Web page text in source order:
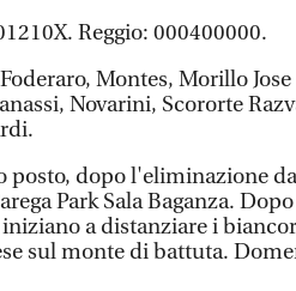
Reggio: 000400000.
Montes, Morillo Jose
Novarini, Scororte
posto, dopo l'eliminazione
Park Sala Baganza. Dopo
a distanziare i
sul monte di battuta.